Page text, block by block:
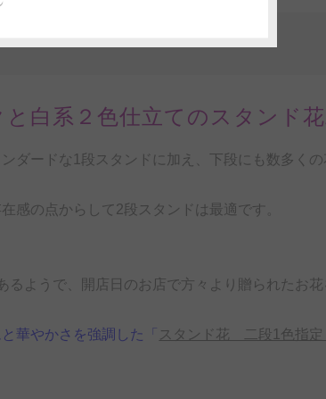
白系２色仕立てのスタンド
ダードな1段スタンドに加え、下段にも数多く
感の点からして2段スタンドは最適です。
ようで、開店日のお店で方々より贈られたお
華やかさを強調した「
スタンド花 二段1色指